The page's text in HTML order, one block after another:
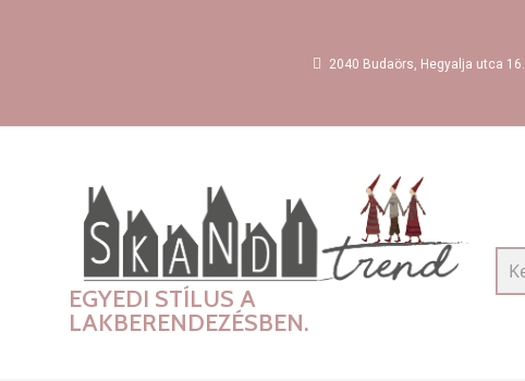
2040 Budaörs, Hegyalja utca 16.
EGYEDI STÍLUS A
LAKBERENDEZÉSBEN.